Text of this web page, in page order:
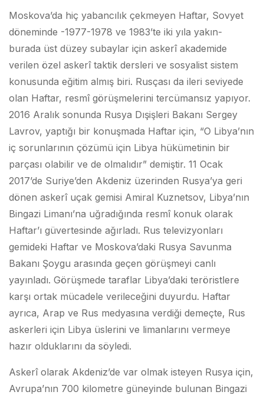
Moskova’da hiç yabancılık çekmeyen Haftar, Sovyet
döneminde -1977-1978 ve 1983’te iki yıla yakın-
burada üst düzey subaylar için askerî akademide
verilen özel askerî taktik dersleri ve sosyalist sistem
konusunda eğitim almış biri. Rusçası da ileri seviyede
olan Haftar, resmî görüşmelerini tercümansız yapıyor.
2016 Aralık sonunda Rusya Dışişleri Bakanı Sergey
Lavrov, yaptığı bir konuşmada Haftar için, “O Libya’nın
iç sorunlarının çözümü için Libya hükümetinin bir
parçası olabilir ve de olmalıdır” demiştir. 11 Ocak
2017’de Suriye’den Akdeniz üzerinden Rusya’ya geri
dönen askerî uçak gemisi Amiral Kuznetsov, Libya’nın
Bingazi Limanı’na uğradığında resmî konuk olarak
Haftar’ı güvertesinde ağırladı. Rus televizyonları
gemideki Haftar ve Moskova’daki Rusya Savunma
Bakanı Şoygu arasında geçen görüşmeyi canlı
yayınladı. Görüşmede taraflar Libya’daki teröristlere
karşı ortak mücadele verileceğini duyurdu. Haftar
ayrıca, Arap ve Rus medyasına verdiği demeçte, Rus
askerleri için Libya üslerini ve limanlarını vermeye
hazır olduklarını da söyledi.
Askerî olarak Akdeniz’de var olmak isteyen Rusya için,
Avrupa’nın 700 kilometre güneyinde bulunan Bingazi